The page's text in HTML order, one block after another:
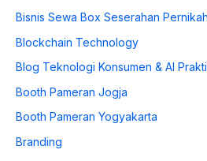
Bisnis Sewa Box Seserahan
Blockchain Technology
Blog Teknologi Konsumen & AI
Booth Pameran Jogja
Booth Pameran Yogyakarta
Branding